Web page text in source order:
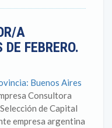
A
FEBRERO.
Buenos Aires
Consultora
de Capital
empresa argentina